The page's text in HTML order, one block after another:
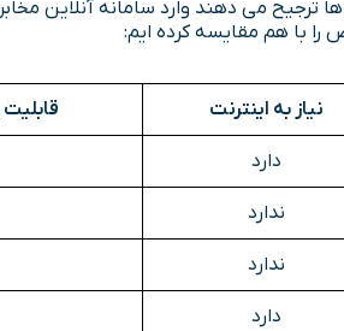
ترجیح می دهند وارد سامانه آنلاین
نیاز به اینترنت قابلیت
دارد
ندارد
ندارد
دارد